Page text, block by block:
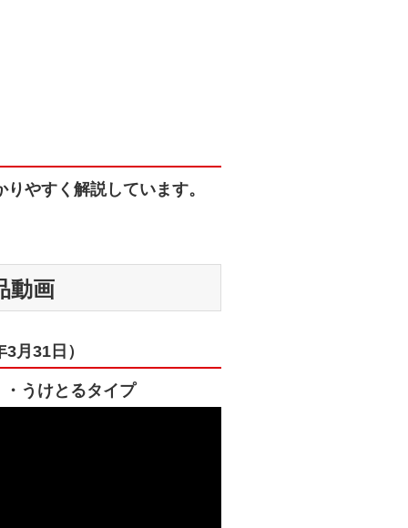
やすく解説しています。
動画
月31日）
・うけとるタイプ